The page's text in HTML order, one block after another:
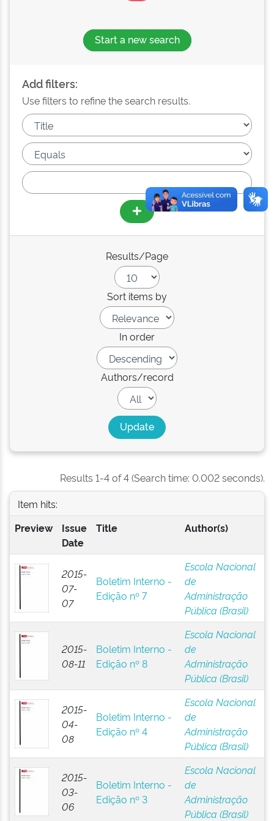
Start a new search
Add filters:
Use filters to refine the search results.
Results/Page
Sort items by
In order
Authors/record
Results 1-4 of 4 (Search time: 0.002 seconds).
Item hits:
Preview
Issue
Date
Title Author(s)
2015-
07-
07
Boletim Interno -
Edição nº 7
Escola Nacional
de
Administração
Pública (Brasil)
2015-
08-11
Boletim Interno -
Edição nº 8
Escola Nacional
de
Administração
Pública (Brasil)
2015-
04-
08
Boletim Interno -
Edição nº 4
Escola Nacional
de
Administração
Pública (Brasil)
2015-
03-
06
Boletim Interno -
Edição nº 3
Escola Nacional
de
Administração
Pública (Brasil)